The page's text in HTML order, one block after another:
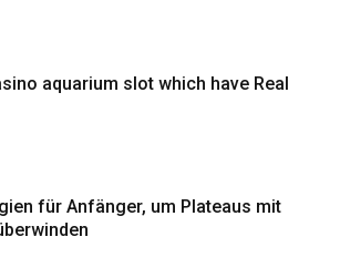
aquarium slot which have Real
für Anfänger, um Plateaus mit